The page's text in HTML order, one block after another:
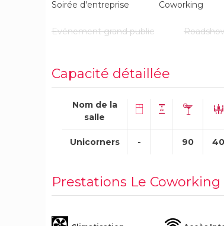
Soirée d'entreprise Coworking
Evénement grand public
Capacité détaillée
Nom de la
salle
Unicorners - 90 40
Prestations Le